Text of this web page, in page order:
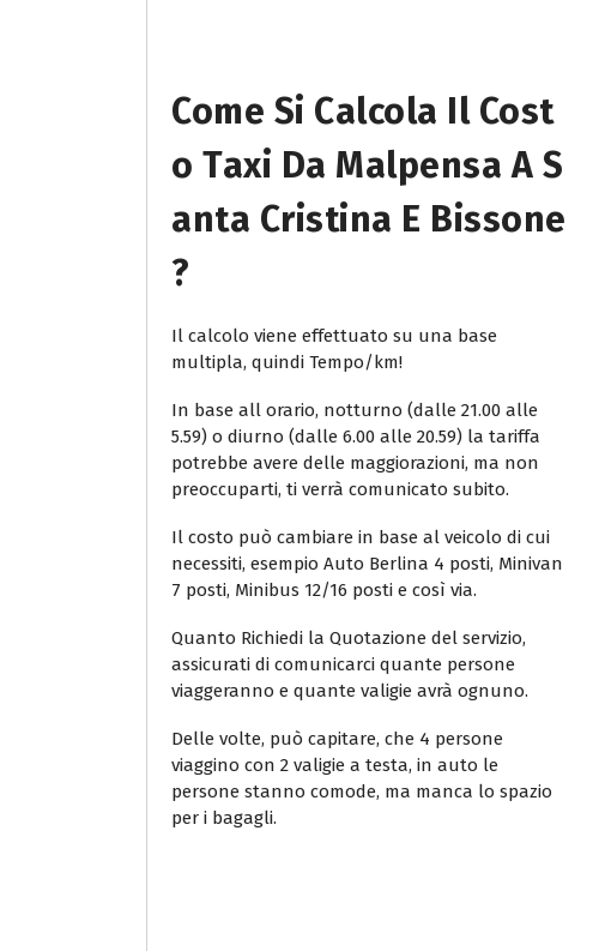
Come Si Calcola Il Cost
O Taxi Da Malpensa A S
Anta Cristina E Bissone
?
Il calcolo viene effettuato su una base
multipla, quindi Tempo/km!
In base all orario, notturno (dalle 21.00 alle
5.59) o diurno (dalle 6.00 alle 20.59) la tariffa
potrebbe avere delle maggiorazioni, ma non
preoccuparti, ti verrà comunicato subito.
Il costo può cambiare in base al veicolo di cui
necessiti, esempio Auto Berlina 4 posti, Minivan
7 posti, Minibus 12/16 posti e così via.
Quanto Richiedi la Quotazione del servizio,
assicurati di comunicarci quante persone
viaggeranno e quante valigie avrà ognuno.
Delle volte, può capitare, che 4 persone
viaggino con 2 valigie a testa, in auto le
persone stanno comode, ma manca lo spazio
per i bagagli.